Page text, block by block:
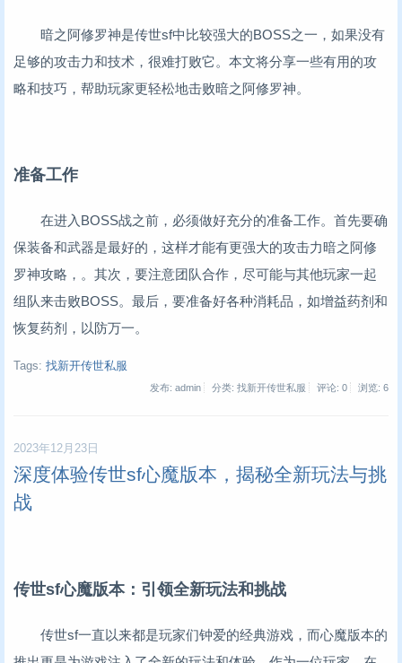
暗之阿修罗神是传世sf中比较强大的BOSS之一，如果没有
足够的攻击力和技术，很难打败它。本文将分享一些有用的攻
略和技巧，帮助玩家更轻松地击败暗之阿修罗神。
准备工作
在进入BOSS战之前，必须做好充分的准备工作。首先要确
保装备和武器是最好的，这样才能有更强大的攻击力暗之阿修
罗神攻略，。其次，要注意团队合作，尽可能与其他玩家一起
组队来击败BOSS。最后，要准备好各种消耗品，如增益药剂和
恢复药剂，以防万一。
Tags: 找新开传世私服
发布: admin 分类: 找新开传世私服 评论: 0 浏览: 6
2023年12月23日
深度体验传世sf心魔版本，揭秘全新玩法与挑
战
传世sf心魔版本：引领全新玩法和挑战
传世sf一直以来都是玩家们钟爱的经典游戏，而心魔版本的